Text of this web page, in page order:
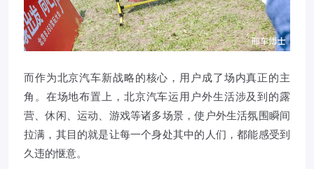
而作为北京汽车新战略的核心，用户成了场内真正的主
角。在场地布置上，北京汽车运用户外生活涉及到的露
营、休闲、运动、游戏等诸多场景，使户外生活氛围瞬间
拉满，其目的就是让每一个身处其中的人们，都能感受到
久违的惬意。